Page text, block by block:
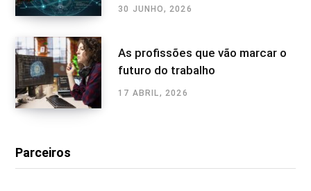
30 JUNHO, 2026
As profissões que vão marcar o
futuro do trabalho
17 ABRIL, 2026
Parceiros